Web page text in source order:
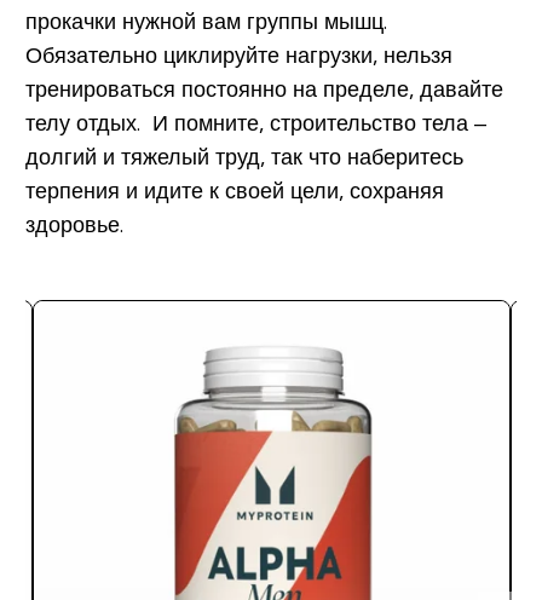
прокачки нужной вам группы мышц.
Обязательно циклируйте нагрузки, нельзя
тренироваться постоянно на пределе, давайте
телу отдых. И помните, строительство тела –
долгий и тяжелый труд, так что наберитесь
терпения и идите к своей цели, сохраняя
здоровье.